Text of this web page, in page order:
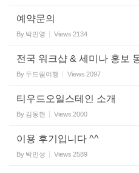
예약문의
By 박민영 Views 2134
전국 워크샵 & 세미나 홍보
By 두드림여행 Views 2097
티우드오일스테인 소개
By 김동현 Views 2000
이용 후기입니다 ^^
By 박민성 Views 2589